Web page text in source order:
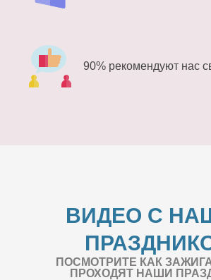
90% рекомендуют нас
ВИДЕО С
ПОСМОТРИТЕ КАК
ПРОХОДЯТ НАШИ